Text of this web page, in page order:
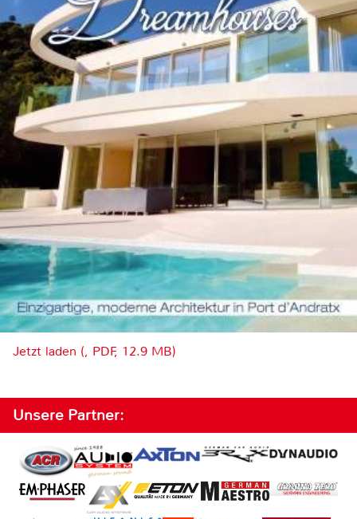
Jetzt laden (, PDF, 12.9 MB)
Unsere Partner: